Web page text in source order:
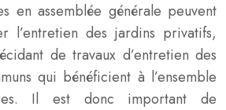
en assemblée générale peuvent
l’entretien des jardins privatifs,
de travaux d’entretien des
qui bénéficient à l’ensemble
Il est donc important de